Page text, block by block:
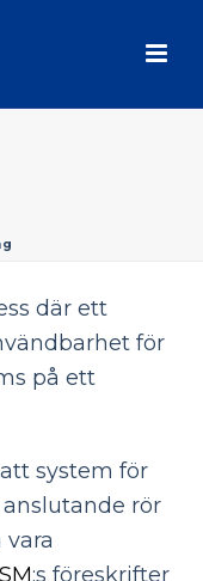
där ett
för
på ett
system för
rör
:s föreskrifter